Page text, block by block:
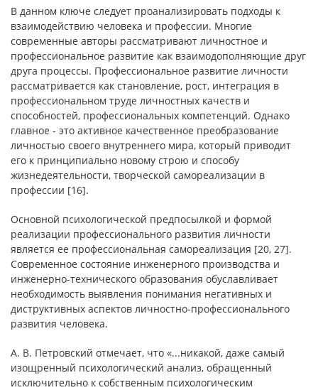
В данном ключе следует проанализировать подходы к
взаимодействию человека и профессии. Многие
современные авторы рассматривают личностное и
профессиональное развитие как взаимодополняющие друг
друга процессы. Профессиональное развитие личности
рассматривается как становление, рост, интеграция в
профессиональном труде личностных качеств и
способностей, профессиональных компетенций. Однако
главное - это активное качественное преобразование
личностью своего внутреннего мира, который приводит
его к принципиально новому строю и способу
жизнедеятельности, творческой самореализации в
профессии [16].
Основной психологической предпосылкой и формой
реализации профессионального развития личности
является ее профессиональная самореализация [20, 27].
Современное состояние инженерного производства и
инженерно-технического образования обуславливает
необходимость выявления понимания негативных и
диструктивных аспектов личностно-профессионального
развития человека.
А. В. Петровский отмечает, что «...никакой, даже самый
изощренный психологический анализ, обращенный
исключительно к собственным психологическим